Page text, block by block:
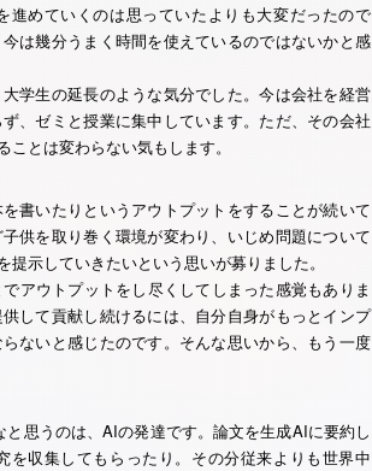
めていくのは思っていたよりも大変だったので
は幾分うまく時間を使えているのではないかと感
学生の延長のような気分でした。今は会社を経営
、ゼミと授業に集中しています。ただ、その会社
とは変わらない気もします。
書いたりというアウトプットをすることが続いて
供を取り巻く環境が変わり、いじめ問題について
示していきたいという思いが募りました。
アウトプットをし尽くしてしまった感覚もありま
して貢献し続けるには、自分自身がもっとインプ
ないと感じたのです。そんな思いから、もう一度
思うのは、AIの発達です。論文を生成AIに要約し
収集してもらったり。その分従来よりも世界中